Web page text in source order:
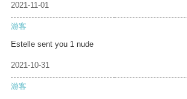
2021-11-01
游客
Estelle sent you 1 nude
2021-10-31
游客